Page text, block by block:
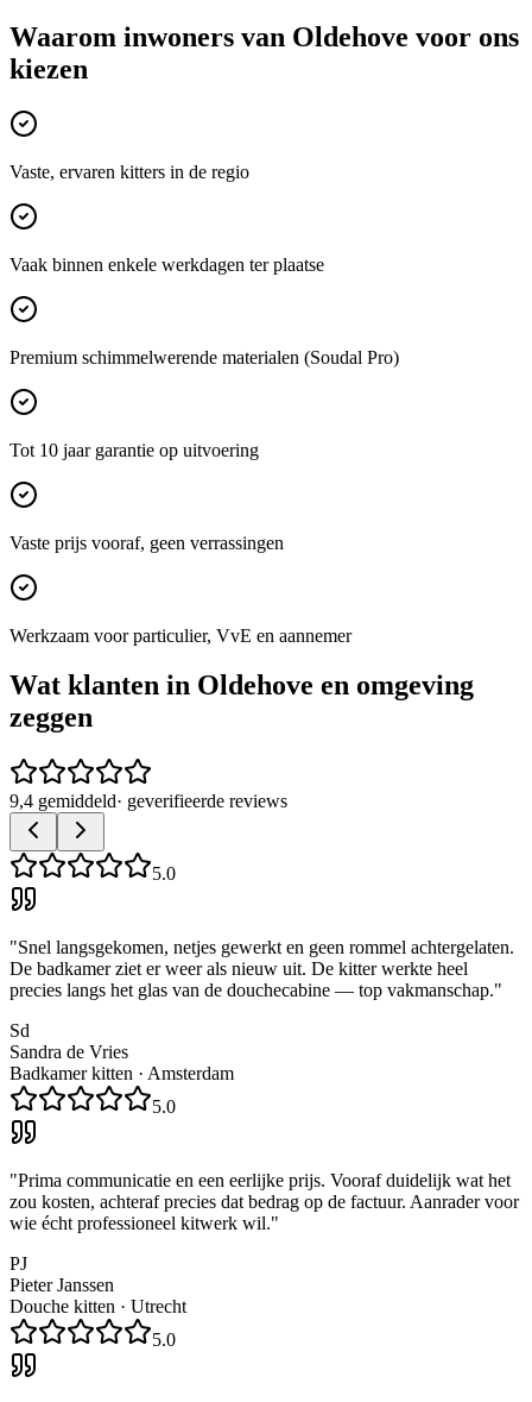
Waarom inwoners van Oldehove voor ons
kiezen
Vaste, ervaren kitters in de regio
Vaak binnen enkele werkdagen ter plaatse
Premium schimmelwerende materialen (Soudal Pro)
Tot 10 jaar garantie op uitvoering
Vaste prijs vooraf, geen verrassingen
Werkzaam voor particulier, VvE en aannemer
Wat klanten in Oldehove en omgeving
zeggen
9,4 gemiddeld· geverifieerde reviews
5.0
"Snel langsgekomen, netjes gewerkt en geen rommel achtergelaten.
De badkamer ziet er weer als nieuw uit. De kitter werkte heel
precies langs het glas van de douchecabine — top vakmanschap."
Sd
Sandra de Vries
Badkamer kitten · Amsterdam
5.0
"Prima communicatie en een eerlijke prijs. Vooraf duidelijk wat het
zou kosten, achteraf precies dat bedrag op de factuur. Aanrader voor
wie écht professioneel kitwerk wil."
PJ
Pieter Janssen
Douche kitten · Utrecht
5.0